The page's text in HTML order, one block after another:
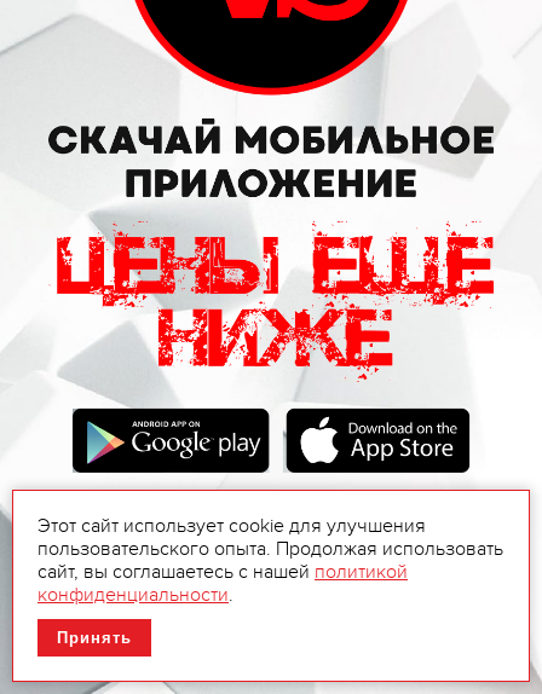
Этот сайт использует cookie для улучшения
пользовательского опыта. Продолжая использовать
сайт, вы соглашаетесь с нашей политикой
конфиденциальности.
Принять